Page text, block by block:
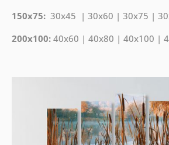
150x75: 30x45 | 30x60 | 30x75 |
200x100: 40x60 | 40x80 | 40x100 |